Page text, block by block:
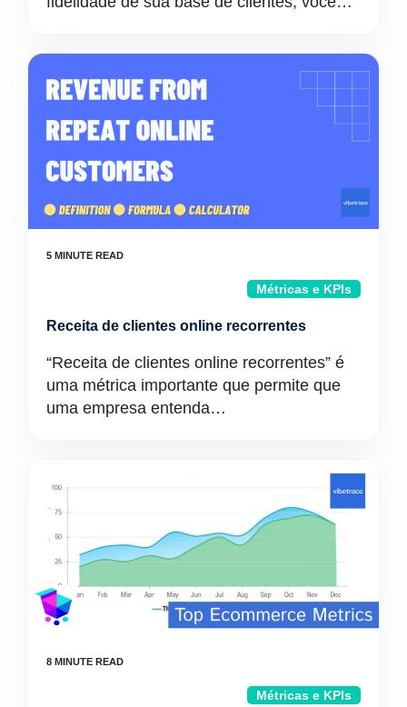
Métricas e KPIs
Receita de clientes online recorrentes
“Receita de clientes online recorrentes” é
uma métrica importante que permite que
uma empresa entenda…
Métricas e KPIs